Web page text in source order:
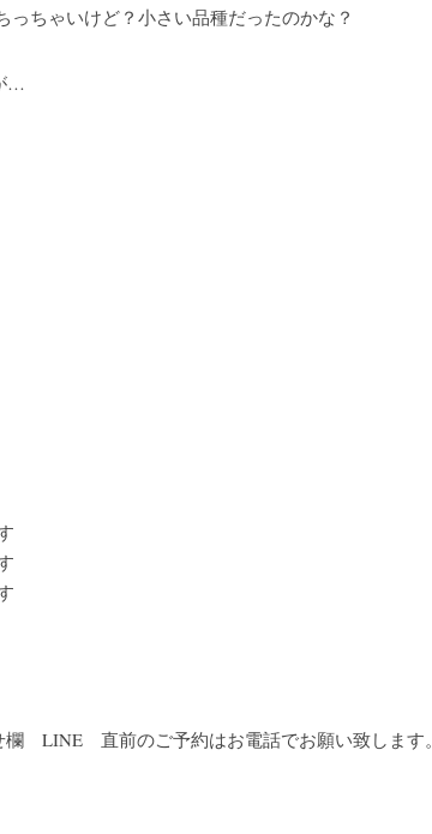
っちゃいけど？小さい品種だったのかな？
…
　LINE　直前のご予約はお電話でお願い致します。